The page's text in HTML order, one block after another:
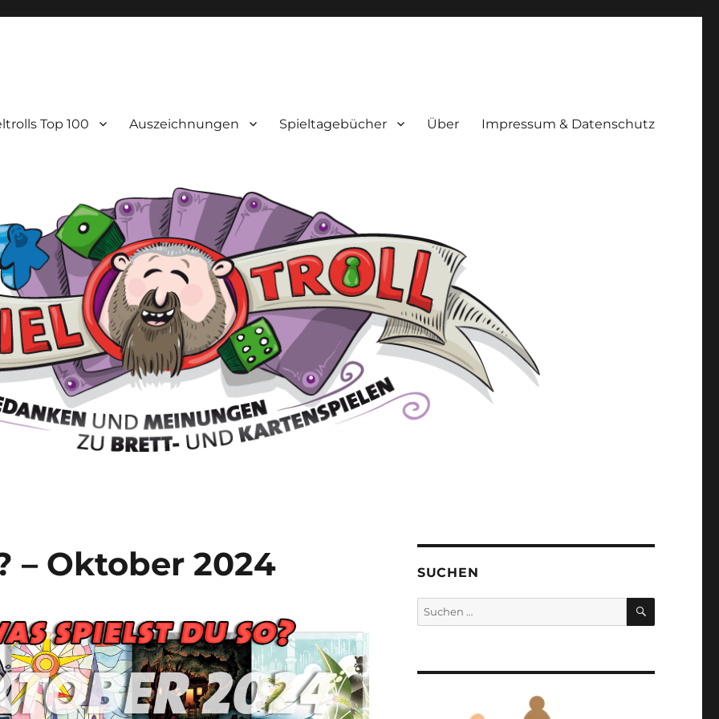
Top 100 Auszeichnungen Spieltagebücher Über Impressum & Datenschutz
– Oktober 2024 SUCHEN
Suchen
nach:
SUCHEN